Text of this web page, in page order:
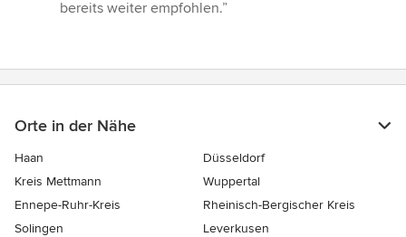
bereits weiter empfohlen.”
Orte in der Nähe
Haan
Düsseldorf
Kreis Mettmann
Wuppertal
Ennepe-Ruhr-Kreis
Rheinisch-Bergischer Kreis
Solingen
Leverkusen